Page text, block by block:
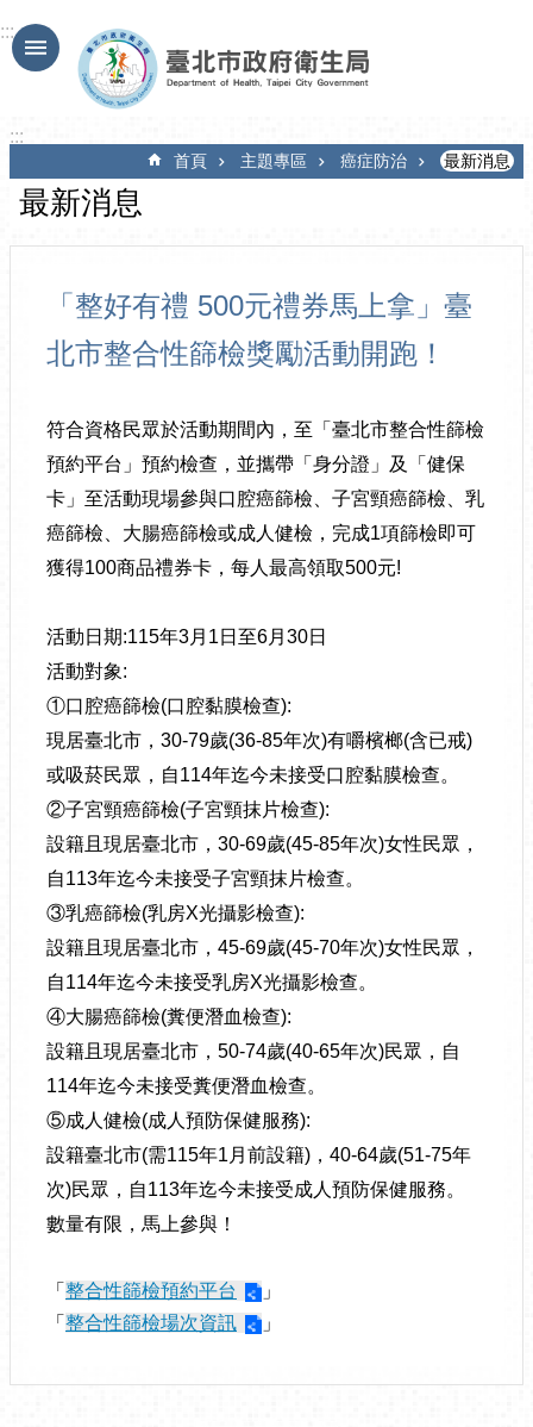
跳到主要內容區塊
:::
:::
首頁 主題專區 癌症防治 最新消息
最新消息
「整好有禮 500元禮券馬上拿」臺
北市整合性篩檢獎勵活動開跑！
符合資格民眾於活動期間內，至「臺北市整合性篩檢
預約平台」預約檢查，並攜帶「身分證」及「健保
卡」至活動現場參與口腔癌篩檢、子宮頸癌篩檢、乳
癌篩檢、大腸癌篩檢或成人健檢，完成1項篩檢即可
獲得100商品禮券卡，每人最高領取500元!
活動日期:115年3月1日至6月30日
活動對象:
①口腔癌篩檢(口腔黏膜檢查):
現居臺北市，30-79歲(36-85年次)有嚼檳榔(含已戒)
或吸菸民眾，自114年迄今未接受口腔黏膜檢查。
②子宮頸癌篩檢(子宮頸抹片檢查):
設籍且現居臺北市，30-69歲(45-85年次)女性民眾，
自113年迄今未接受子宮頸抹片檢查。
③乳癌篩檢(乳房X光攝影檢查):
設籍且現居臺北市，45-69歲(45-70年次)女性民眾，
自114年迄今未接受乳房X光攝影檢查。
④大腸癌篩檢(糞便潛血檢查):
設籍且現居臺北市，50-74歲(40-65年次)民眾，自
114年迄今未接受糞便潛血檢查。
⑤成人健檢(成人預防保健服務):
設籍臺北市(需115年1月前設籍)，40-64歲(51-75年
次)民眾，自113年迄今未接受成人預防保健服務。
數量有限，馬上參與！
「 整合性篩檢預約平台
」
「 整合性篩檢場次資訊 」